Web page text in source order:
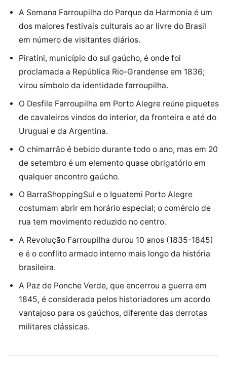
A Semana Farroupilha do Parque da Harmonia é um
dos maiores festivais culturais ao ar livre do Brasil
em número de visitantes diários.
Piratini, município do sul gaúcho, é onde foi
proclamada a República Rio-Grandense em 1836;
virou símbolo da identidade farroupilha.
O Desfile Farroupilha em Porto Alegre reúne piquetes
de cavaleiros vindos do interior, da fronteira e até do
Uruguai e da Argentina.
O chimarrão é bebido durante todo o ano, mas em 20
de setembro é um elemento quase obrigatório em
qualquer encontro gaúcho.
O BarraShoppingSul e o Iguatemi Porto Alegre
costumam abrir em horário especial; o comércio de
rua tem movimento reduzido no centro.
A Revolução Farroupilha durou 10 anos (1835-1845)
e é o conflito armado interno mais longo da história
brasileira.
A Paz de Ponche Verde, que encerrou a guerra em
1845, é considerada pelos historiadores um acordo
vantajoso para os gaúchos, diferente das derrotas
militares clássicas.